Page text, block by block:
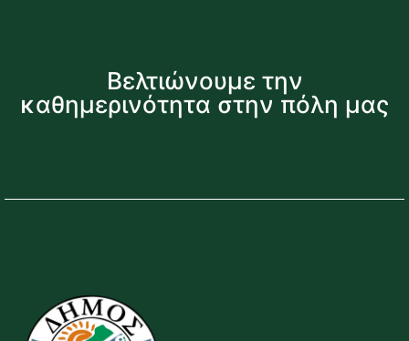
Βελτιώνουμε την
καθημερινότητα στην πόλη μας